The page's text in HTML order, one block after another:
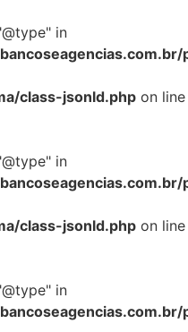
in
class-jsonld.php on line
in
class-jsonld.php on line
in